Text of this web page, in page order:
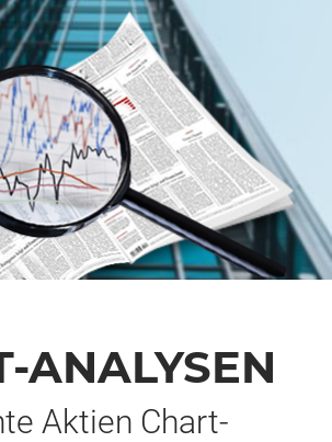
ANALYSEN
Aktien Chart-